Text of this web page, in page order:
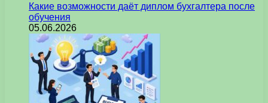
Какие возможности даёт диплом бухгалтера после
обучения
05.06.2026